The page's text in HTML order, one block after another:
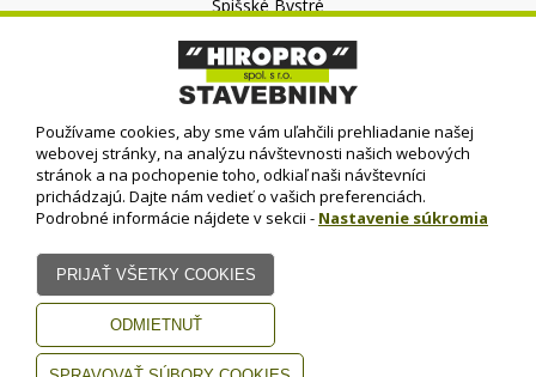
Spišské Bystré
O nás
O spoločnosti
Kontakt
© HIROPRO, spol. s r.o.
Používame cookies, aby sme vám uľahčili prehliadanie našej
webovej stránky, na analýzu návštevnosti našich webových
stránok a na pochopenie toho, odkiaľ naši návštevníci
prichádzajú. Dajte nám vedieť o vašich preferenciách.
Podrobné informácie nájdete v sekcii - Nastavenie súkromia